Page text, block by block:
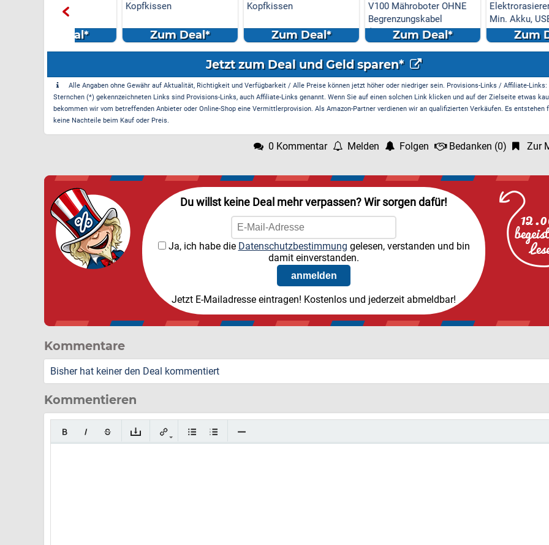
Kopfkissen
Zum Deal*
Kopfkissen
Zum Deal*
V100 Mähroboter OHNE
Begrenzungskabel
(Kamera/Visi...
Zum Deal*
Elektrorasierer Bundle:
Min. Akku, USB-C ...
Zum Deal*
Jetzt zum Deal und Geld sparen*
Alle Angaben ohne Gewähr auf Aktualität, Richtigkeit und Verfügbarkeit / Alle Preise können jetzt höher oder niedriger sein. Provisions-Links / Affiliate-
Sternchen (*) gekennzeichneten Links sind Provisions-Links, auch Affiliate-Links genannt. Wenn Sie auf einen solchen Link klicken und auf der Zielseite etwas
bekommen wir vom betreffenden Anbieter oder Online-Shop eine Vermittlerprovision. Als Amazon-Partner verdienen wir an qualifizierten Verkäufen. Es entstehen
keine Nachteile beim Kauf oder Preis.
0 Kommentar Melden Folgen Bedanken (0) Zur
Du willst keine Deal mehr verpassen? Wir sorgen dafür!
Ja, ich habe die Datenschutzbestimmung gelesen, verstanden und bin
damit einverstanden.
Jetzt E-Mailadresse eintragen! Kostenlos und jederzeit abmeldbar!
Kommentare
Bisher hat keiner den Deal kommentiert
Kommentieren